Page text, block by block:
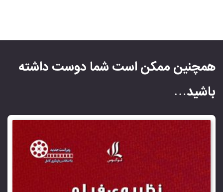
همچنین ممکن است شما دوست داشته
باشید…